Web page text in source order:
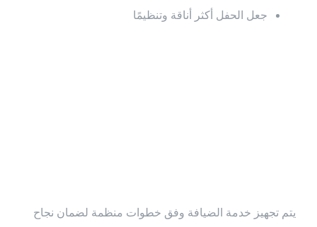
جعل الحفل أكثر أناقة وتنظيمًا
يتم تجهيز خدمة الضيافة وفق خطوات منظمة لضمان نجاح